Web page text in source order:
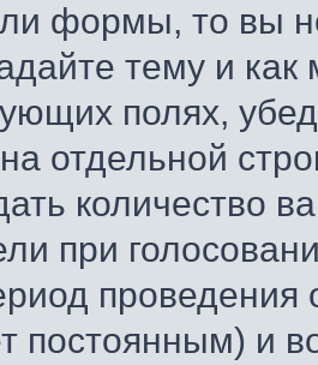
формы, то вы
тему и
полях,
отдельной
количество
при
проведения
постоянным) и